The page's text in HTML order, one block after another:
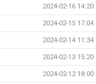
2024-02-16 14:20
2024-02-15 17:04
2024-02-14 11:34
2024-02-13 15:20
2024-02-12 18:00